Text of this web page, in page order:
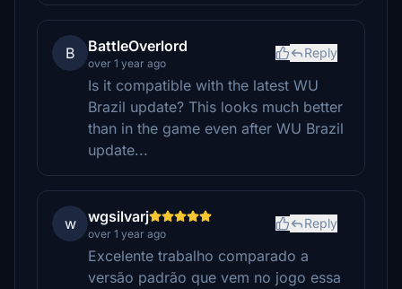
B BattleOverlord
over 1 year ago
Reply
Is it compatible with the latest WU
Brazil update? This looks much better
than in the game even after WU Brazil
update...
w wgsilvarj
over 1 year ago
Reply
Excelente trabalho comparado a
versão padrão que vem no jogo essa